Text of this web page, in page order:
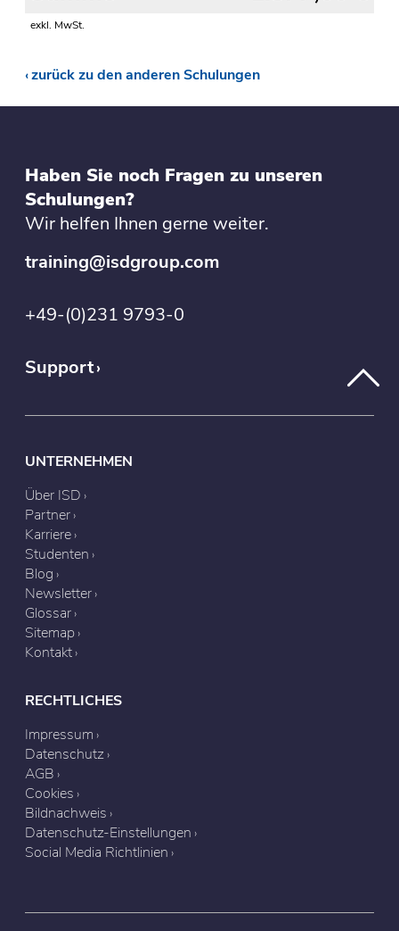
exkl. MwSt.
zurück zu den anderen Schulungen
Haben Sie noch Fragen zu unseren
Schulungen?
Wir helfen Ihnen gerne weiter.
training@isdgroup.com
+49-(0)231 9793-0
Support
UNTERNEHMEN
Über ISD
Partner
Karriere
Studenten
Blog
Newsletter
Glossar
Sitemap
Kontakt
RECHTLICHES
Impressum
Datenschutz
AGB
Cookies
Bildnachweis
Datenschutz-Einstellungen
Social Media Richtlinien